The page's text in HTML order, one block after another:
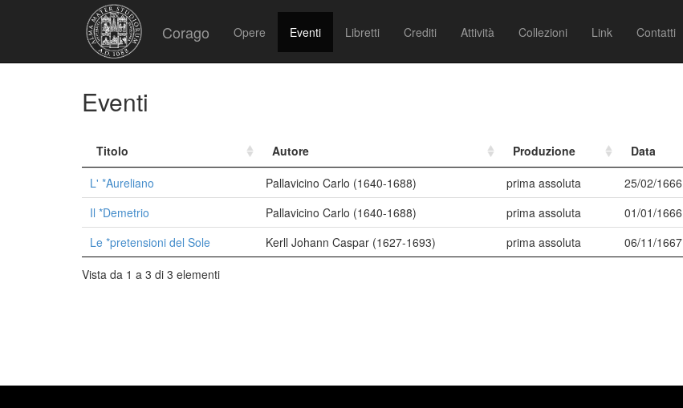
Corago Opere Eventi Libretti Crediti Attività Collezioni Link Contatti
Eventi
Titolo Autore Produzione Data
L' *Aureliano
Pallavicino Carlo (1640-1688) prima assoluta 25/02/1666
Il *Demetrio
Pallavicino Carlo (1640-1688) prima assoluta 01/01/1666
Le *pretensioni del Sole
Kerll Johann Caspar (1627-1693) prima assoluta 06/11/1667
Vista da 1 a 3 di 3 elementi